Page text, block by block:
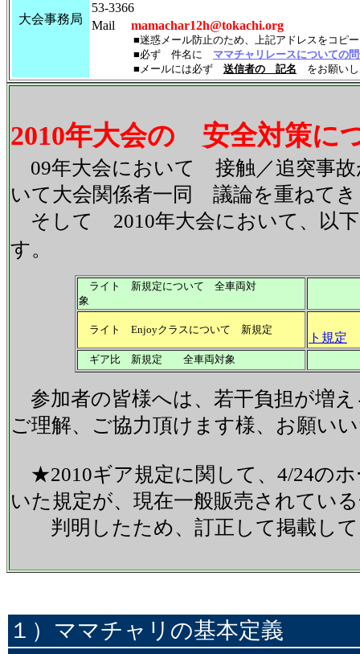
大会事務局
53-3366
Mail mamachar12h@tokachi.org
■迷惑メール防止のため、上記アドレスをコピー
■必ず 件名に ママチャリレースについての
■メールには必ず 送信者の 記名 をお願い
2010年大会の 安全対策に
09年大会において 接触／追突事故
いて大会関係者一同 議論を重ねて
そして 2010年大会において、以
す。
ライト 新規定について 全車両対
象
ライト Enjoyクラスについて 新規定
ト規定
ギア比 新規定 全車両対象
参加者の皆様へは、若干負担が増
ご理解、ご協力頂けます様、お願い
★2010ギア規定に関して、4/24の
いた規定が、現在一般販売されてい
判明したため、訂正して掲載して
１）ママチャリの基本定義